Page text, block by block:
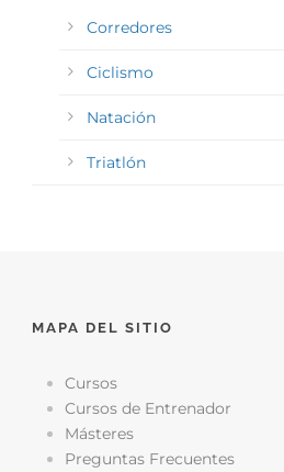
Corredores
Ciclismo
Natación
Triatlón
MAPA DEL SITIO
Cursos
Cursos de Entrenador
Másteres
Preguntas Frecuentes